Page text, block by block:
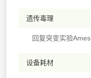
遗传毒理
回复突变实验Ames
设备耗材